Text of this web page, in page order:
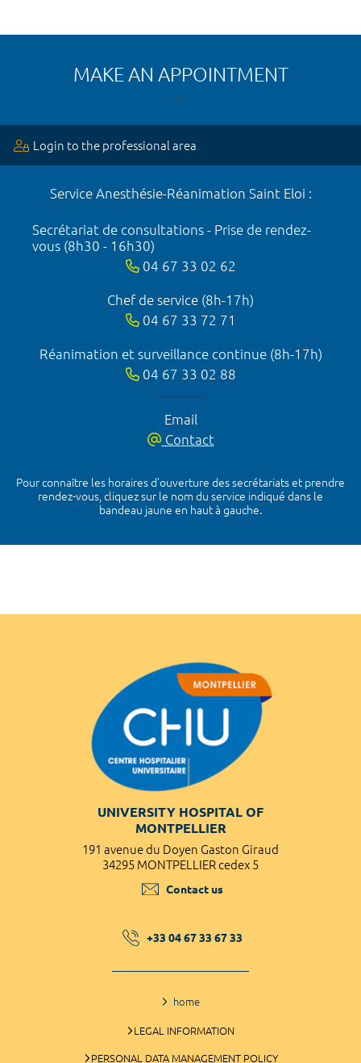
MAKE AN APPOINTMENT
Login to the professional area
Service Anesthésie-Réanimation Saint Eloi :
Secrétariat de consultations - Prise de rendez-
vous (8h30 - 16h30)
04 67 33 02 62
Chef de service (8h-17h)
04 67 33 72 71
Réanimation et surveillance continue (8h-17h)
04 67 33 02 88
Email
Contact
Pour connaître les horaires d’ouverture des secrétariats et prendre
rendez-vous, cliquez sur le nom du service indiqué dans le
bandeau jaune en haut à gauche.
UNIVERSITY HOSPITAL OF
MONTPELLIER
191 avenue du Doyen Gaston Giraud
34295 MONTPELLIER cedex 5
Contact us
+33 04 67 33 67 33
home
LEGAL INFORMATION
PERSONAL DATA MANAGEMENT POLICY